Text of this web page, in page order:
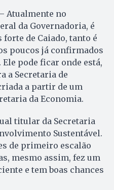
Atualmente no
da Governadoria, é
de Caiado, tanto é
poucos já confirmados
pode ficar onde está,
a Secretaria de
a partir de um
da Economia.
titular da Secretaria
Sustentável.
de primeiro escalão
mesmo assim, fez um
e tem boas chances